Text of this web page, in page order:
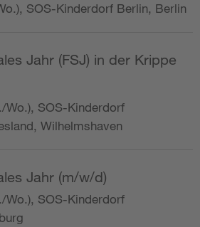
SOS-Kinderdorf Berlin, Berlin
Jahr (FSJ) in der Krippe
Wo.), SOS-Kinderdorf
Wilhelmshaven
Jahr (m/w/d)
Wo.), SOS-Kinderdorf